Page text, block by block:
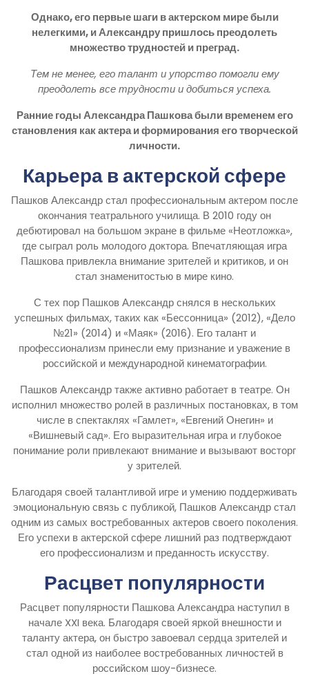
Однако, его первые шаги в актерском мире были
нелегкими, и Александру пришлось преодолеть
множество трудностей и преград.
Тем не менее, его талант и упорство помогли ему
преодолеть все трудности и добиться успеха.
Ранние годы Александра Пашкова были временем его
становления как актера и формирования его творческой
личности.
Карьера в актерской сфере
Пашков Александр стал профессиональным актером после
окончания театрального училища. В 2010 году он
дебютировал на большом экране в фильме «Неотложка»,
где сыграл роль молодого доктора. Впечатляющая игра
Пашкова привлекла внимание зрителей и критиков, и он
стал знаменитостью в мире кино.
С тех пор Пашков Александр снялся в нескольких
успешных фильмах, таких как «Бессонница» (2012), «Дело
№21» (2014) и «Маяк» (2016). Его талант и
профессионализм принесли ему признание и уважение в
российской и международной кинематографии.
Пашков Александр также активно работает в театре. Он
исполнил множество ролей в различных постановках, в том
числе в спектаклях «Гамлет», «Евгений Онегин» и
«Вишневый сад». Его выразительная игра и глубокое
понимание роли привлекают внимание и вызывают восторг
у зрителей.
Благодаря своей талантливой игре и умению поддерживать
эмоциональную связь с публикой, Пашков Александр стал
одним из самых востребованных актеров своего поколения.
Его успехи в актерской сфере лишний раз подтверждают
его профессионализм и преданность искусству.
Расцвет популярности
Расцвет популярности Пашкова Александра наступил в
начале XXI века. Благодаря своей яркой внешности и
таланту актера, он быстро завоевал сердца зрителей и
стал одной из наиболее востребованных личностей в
российском шоу-бизнесе.